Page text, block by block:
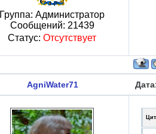
Группа: Администратор
Сообщений: 21439
Статус: Отсутствует
AgniWater71